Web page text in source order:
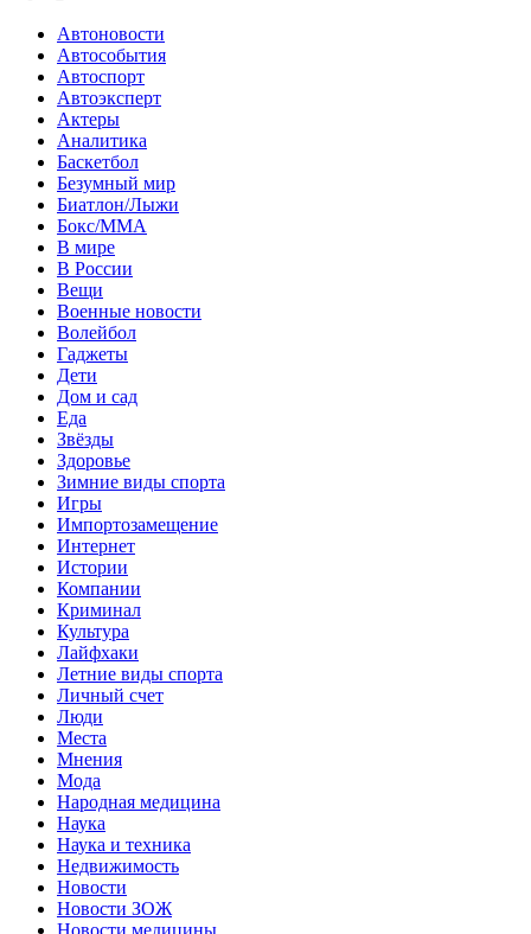
Автоновости
Автособытия
Автоспорт
Автоэксперт
Актеры
Аналитика
Баскетбол
Безумный мир
Биатлон/Лыжи
Бокс/MMA
В мире
В России
Вещи
Военные новости
Волейбол
Гаджеты
Дети
Дом и сад
Еда
Звёзды
Здоровье
Зимние виды спорта
Игры
Импортозамещение
Интернет
Истории
Компании
Криминал
Культура
Лайфхаки
Летние виды спорта
Личный счет
Люди
Места
Мнения
Мода
Народная медицина
Наука
Наука и техника
Недвижимость
Новости
Новости ЗОЖ